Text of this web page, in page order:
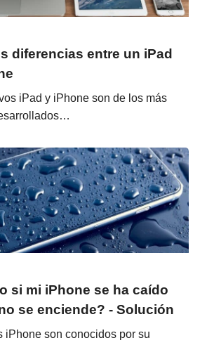
diferencias entre un iPad
iPad y iPhone son de los más
si mi iPhone se ha caído
se enciende? - Solución
iPhone son conocidos por su